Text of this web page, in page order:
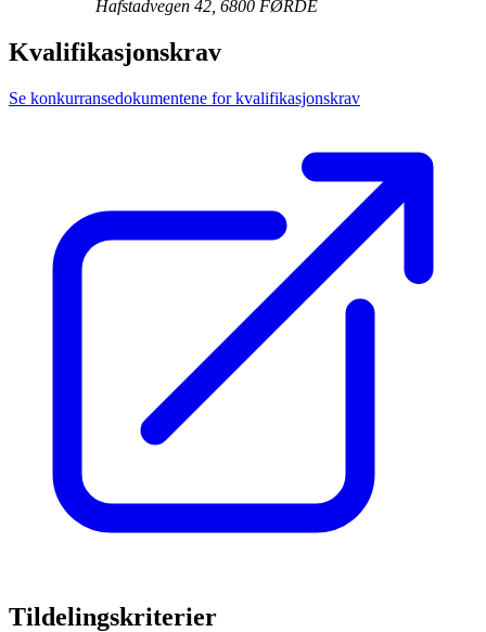
Hafstadvegen 42, 6800 FØRDE
Kvalifikasjonskrav
Se konkurransedokumentene for kvalifikasjonskrav
Tildelingskriterier